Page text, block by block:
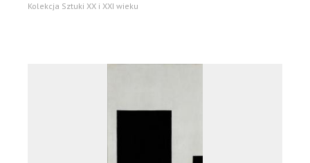
Kolekcja Sztuki XX i XXI wieku